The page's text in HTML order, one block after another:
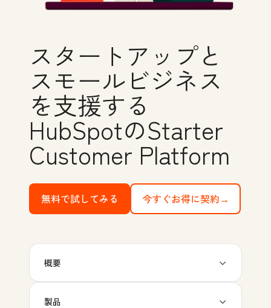
スタートアップと
スモールビジネス
を支援する
HubSpotのStarter
Customer Platform
無料で試してみる with HubSpot's free tools
今すぐお得に契約→
概要
製品